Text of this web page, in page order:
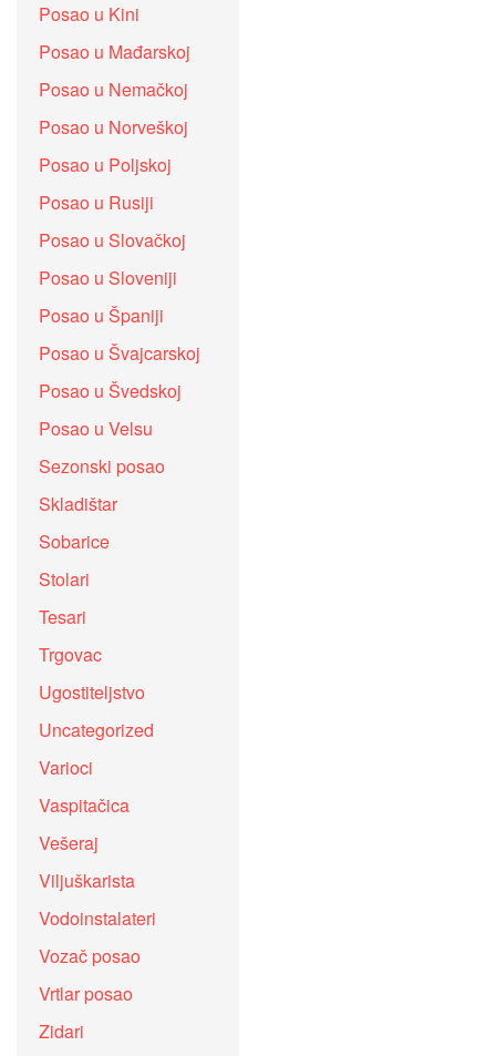
Posao u Kini
Posao u Mađarskoj
Posao u Nemačkoj
Posao u Norveškoj
Posao u Poljskoj
Posao u Rusiji
Posao u Slovačkoj
Posao u Sloveniji
Posao u Španiji
Posao u Švajcarskoj
Posao u Švedskoj
Posao u Velsu
Sezonski posao
Skladištar
Sobarice
Stolari
Tesari
Trgovac
Ugostiteljstvo
Uncategorized
Varioci
Vaspitačica
Vešeraj
Viljuškarista
Vodoinstalateri
Vozač posao
Vrtlar posao
Zidari